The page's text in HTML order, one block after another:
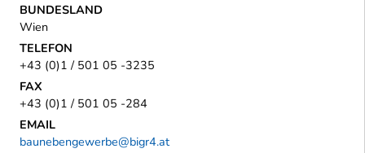
BUNDESLAND
Wien
TELEFON
+43 (0)1 / 501 05 -3235
FAX
+43 (0)1 / 501 05 -284
EMAIL
baunebengewerbe@bigr4.at